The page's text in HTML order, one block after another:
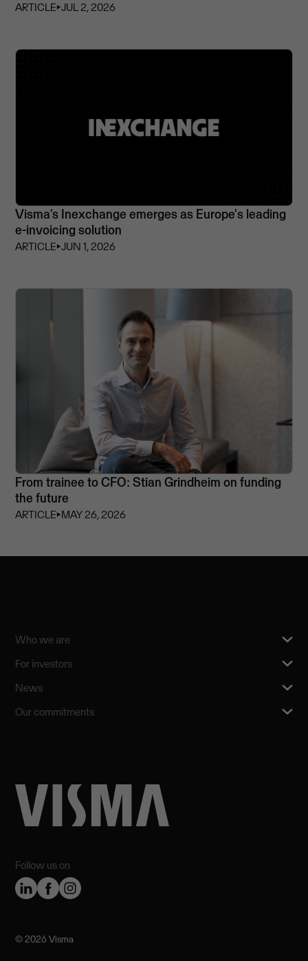
ARTICLE⏵JUL 2, 2026
Visma’s Inexchange emerges as Europe's leading
e-invoicing solution
ARTICLE⏵JUN 1, 2026
From trainee to CFO: Stian Grindheim on funding
the future
ARTICLE⏵MAY 26, 2026
Follow us on
Who we are
For investors
News
Our commitments
©️ 2026 Visma